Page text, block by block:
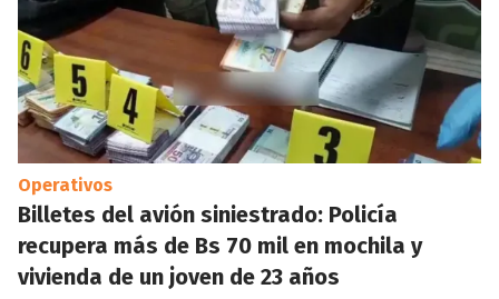
Operativos
Billetes del avión siniestrado: Policía
recupera más de Bs 70 mil en mochila y
vivienda de un joven de 23 años